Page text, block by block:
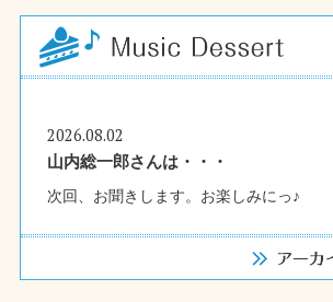
2026.08.02
山内総一郎さんは・・・
次回、お聞きします。お楽しみにっ♪